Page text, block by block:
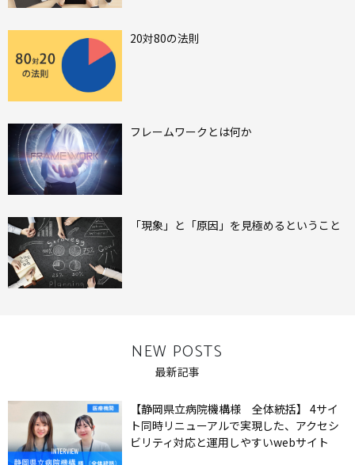
20対80の法則
フレームワークとは何か
「現象」と「原因」を見極めるということ
NEW POSTS
最新記事
【静岡県立病院機構様 全体統括】 4サイ
ト同時リニューアルで実現した、アクセシ
ビリティ対応と運用しやすいwebサイト